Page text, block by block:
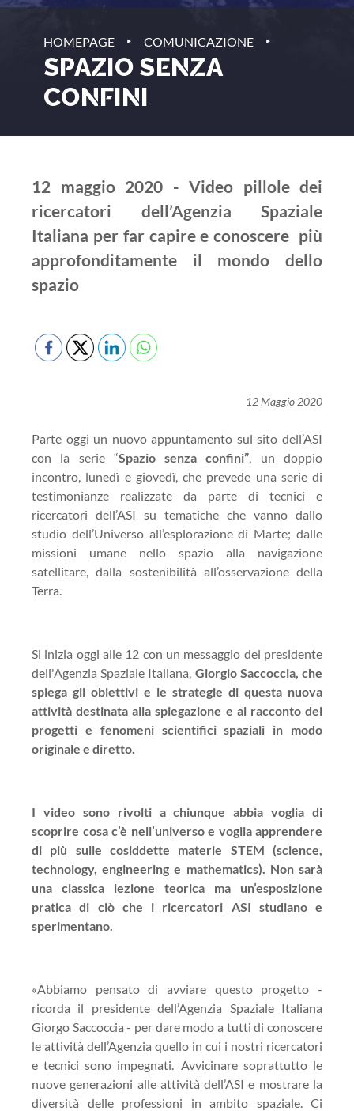
HOMEPAGE ‣ COMUNICAZIONE ‣
SPAZIO SENZA
CONFINI
12 maggio 2020 - Video pillole dei
ricercatori dell’Agenzia Spaziale
Italiana per far capire e conoscere più
approfonditamente il mondo dello
spazio
12 Maggio 2020
Parte oggi un nuovo appuntamento sul sito dell’ASI
con la serie “Spazio senza confini”, un doppio
incontro, lunedì e giovedì, che prevede una serie di
testimonianze realizzate da parte di tecnici e
ricercatori dell’ASI su tematiche che vanno dallo
studio dell’Universo all’esplorazione di Marte; dalle
missioni umane nello spazio alla navigazione
satellitare, dalla sostenibilità all’osservazione della
Terra.
Si inizia oggi alle 12 con un messaggio del presidente
dell'Agenzia Spaziale Italiana, Giorgio Saccoccia, che
spiega gli obiettivi e le strategie di questa nuova
attività destinata alla spiegazione e al racconto dei
progetti e fenomeni scientifici spaziali in modo
originale e diretto.
I video sono rivolti a chiunque abbia voglia di
scoprire cosa c’è nell’universo e voglia apprendere
di più sulle cosiddette materie STEM (science,
technology, engineering e mathematics). Non sarà
una classica lezione teorica ma un’esposizione
pratica di ciò che i ricercatori ASI studiano e
sperimentano.
«Abbiamo pensato di avviare questo progetto -
ricorda il presidente dell’Agenzia Spaziale Italiana
Giorgo Saccoccia - per dare modo a tutti di conoscere
le attività dell’Agenzia quello in cui i nostri ricercatori
e tecnici sono impegnati. Avvicinare soprattutto le
nuove generazioni alle attività dell’ASI e ​mostrare la
diversità delle professioni in ambito spaziale. Ci